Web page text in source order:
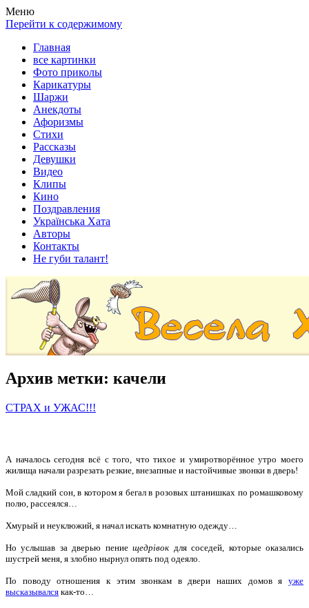
Весела хата — прикольные картинки, смешные истории,
клипы!
Покажем всем ваши фото приколы, карикатуры, шаржи, стихи,
рассказы, видео и песни!
Меню
Перейти к содержимому
Главная
все картинки
Фото приколы
Карикатуры
Шаржи
Анекдоты
Афоризмы
Стихи
Рассказы
Девушки
Видео
Клипы
Кино
Поздравления
Українська Хата
Авторы
Контакты
Не губи талант!
Архив метки: качели
СТРАХ и УЖАС!!!
А началось сегодня всё с того, что тихое и умиротворённое утро моего
жилища начали разрезать резкие, внезапные и настойчивые звонки в дверь!
Мой сладкий сон, в котором я бегал в розовых штанишках по ромашковому
полю, рассеялся…
Хмурый и неуклюжий, я начал искать комнатную одежду…
Но услышав за дверью пениещедрівок для соседей, которые оказались
шустрей меня, я злобно нырнул опять под одеяло.
По поводу отношения к этим звонкам в двери наших домов я уже
высказывался как-то…